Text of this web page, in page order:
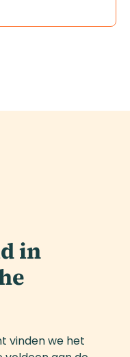
in
vinden we het